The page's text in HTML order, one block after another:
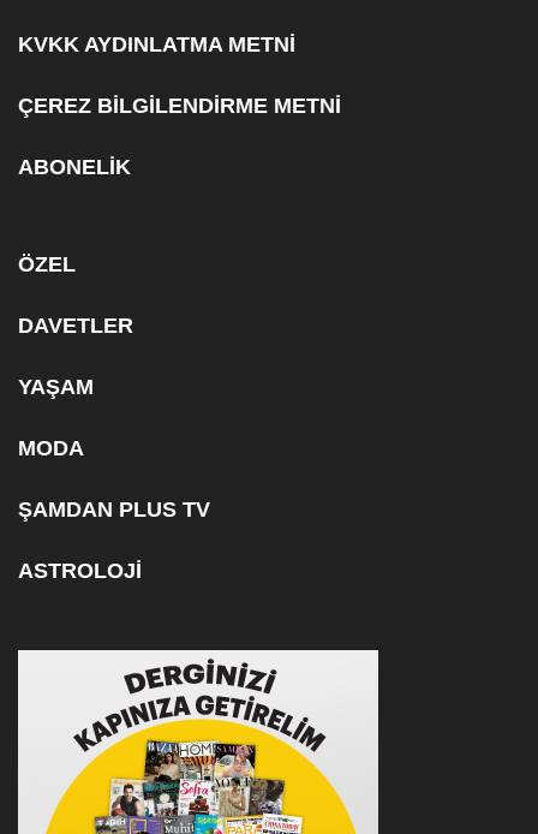
KVKK AYDINLATMA METNİ
ÇEREZ BİLGİLENDİRME METNİ
ABONELİK
ÖZEL
DAVETLER
YAŞAM
MODA
ŞAMDAN PLUS TV
ASTROLOJİ